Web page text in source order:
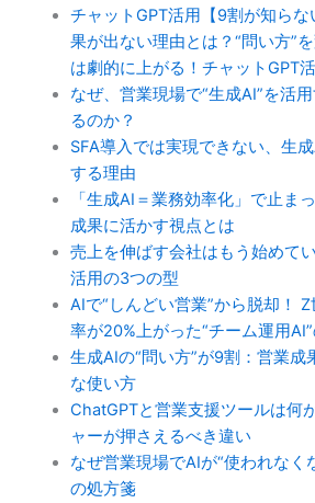
チャットGPT活用【9割が知ら
果が出ない理由とは？“問い方”
は劇的に上がる！チャットGPT
なぜ、営業現場で“生成AI”を活
るのか？
SFA導入では実現できない、生
する理由
「生成AI＝業務効率化」で止ま
成果に活かす視点とは
売上を伸ばす会社はもう始めて
活用の3つの型
AIで“しんどい営業”から脱却！
率が20%上がった“チーム運用
生成AIの“問い方”が9割：営業成
な使い方
ChatGPTと営業支援ツールは何
ャーが押さえるべき違い
なぜ営業現場でAIが“使われなく
の処方箋